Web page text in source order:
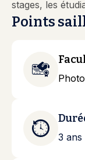
stages, les
Points
3 ans